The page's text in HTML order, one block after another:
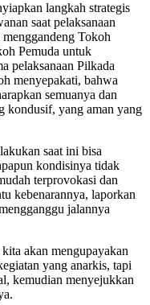
langkah strategis
saat pelaksanaan
Tokoh
Pemuda untuk
pelaksanaan Pilkada
menyepakati, bahwa
semuanya dan
kondusif, yang aman yang
saat ini bisa
kondisinya tidak
terprovokasi dan
kebenarannya, laporkan
jalannya
akan mengupayakan
yang anarkis, tapi
kemudian menyejukkan